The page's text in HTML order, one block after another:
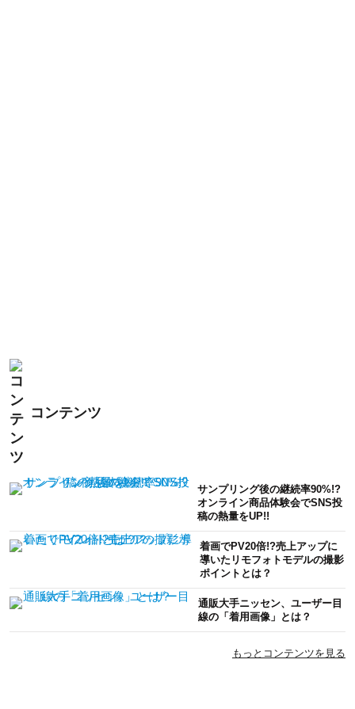
コンテンツ
サンプリング後の継続率90%!?
オンライン商品体験会でSNS投
稿の熱量をUP!!
着画でPV20倍!?売上アップに
導いたリモフォトモデルの撮影
ポイントとは？
通販大手ニッセン、ユーザー目
線の「着用画像」とは？
もっとコンテンツを見る